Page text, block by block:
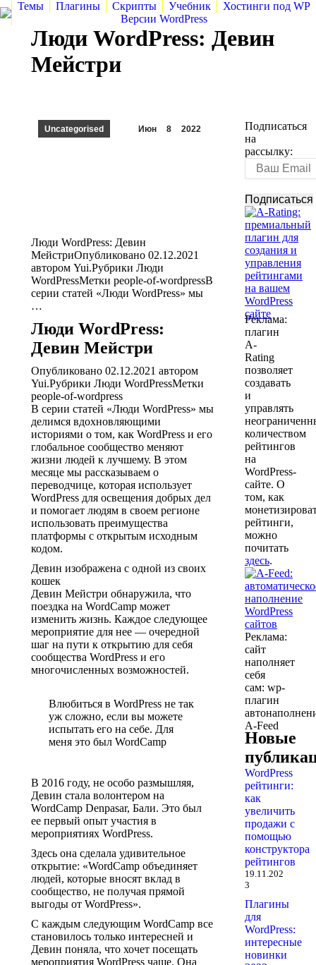
Темы Плагины Скрипты Учебник
Хостинги под WP
Версии WordPress
Люди WordPress: Девин
Мейстри
Июн 8 2022
Uncategorised
Люди WordPress: Девин
МейстриОпубликовано 02.12.2021
автором Yui.Рубрики Люди
WordPressМетки people-of-wordpressВ
серии статей «Люди WordPress» мы
…
Люди WordPress:
Девин Мейстри
Опубликовано 02.12.2021 автором
Yui.Рубрики Люди WordPressМетки
people-of-wordpress
В серии статей «Люди WordPress» мы
делимся вдохновляющими
историями о том, как WordPress и его
глобальное сообщество меняют
жизни людей к лучшему. В этом
месяце мы рассказываем о
переводчице, которая использует
WordPress для освещения добрых дел
и помогает людям в своем регионе
использовать преимущества
платформы с открытым исходным
кодом.
Девин изображена с одной из своих
кошек
Девин Мейстри обнаружила, что
поездка на WordCamp может
изменить жизнь. Каждое следующее
мероприятие для нее — очередной
шаг на пути к открытию для себя
сообщества WordPress и его
многочисленных возможностей.
Влюбиться в WordPress не так
уж сложно, если вы можете
испытать его на себе. Для
меня это был WordCamp
В 2016 году, не особо размышляя,
Девин стала волонтером на
WordCamp Denpasar, Бали. Это был
ее первый опыт участия в
мероприятиях WordPress.
Здесь она сделала удивительное
открытие: «WordCamp объединяет
людей, которые вносят вклад в
сообщество, не получая прямой
выгоды от WordPress».
С каждым следующим WordCamp все
становилось только интересней и
Девин поняла, что хочет посещать
мероприятия WordPress чаще. Она
Подписаться
на
рассылку:
Реклама:
плагин
A-
Rating
позволяет
создавать
и
управлять
количеством
рейтингов
на
WordPress-
сайте. О
том, как
рейтинги,
можно
почитать
здесь.
Реклама:
сайт
наполняет
себя
сам: wp-
плагин
A-Feed
Новые
WordPress
рейтинги:
как
увеличить
продажи с
помощью
конструктора
рейтингов
19.11.202
3
Плагины
для
WordPress:
интересные
новинки